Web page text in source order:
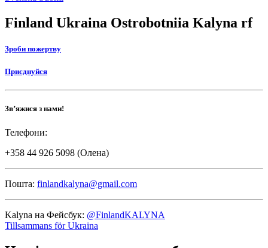
Finland Ukraina Ostrobotniia Kalyna rf
Зроби пожертву
Приєднуйся
Зв’яжися з нами!
Телефони:
+358 44 926 5098 (Олена)
Пошта: finlandkalyna@gmail.com
Kalyna на Фейсбук: @FinlandKALYNA
Tillsammans för Ukraina